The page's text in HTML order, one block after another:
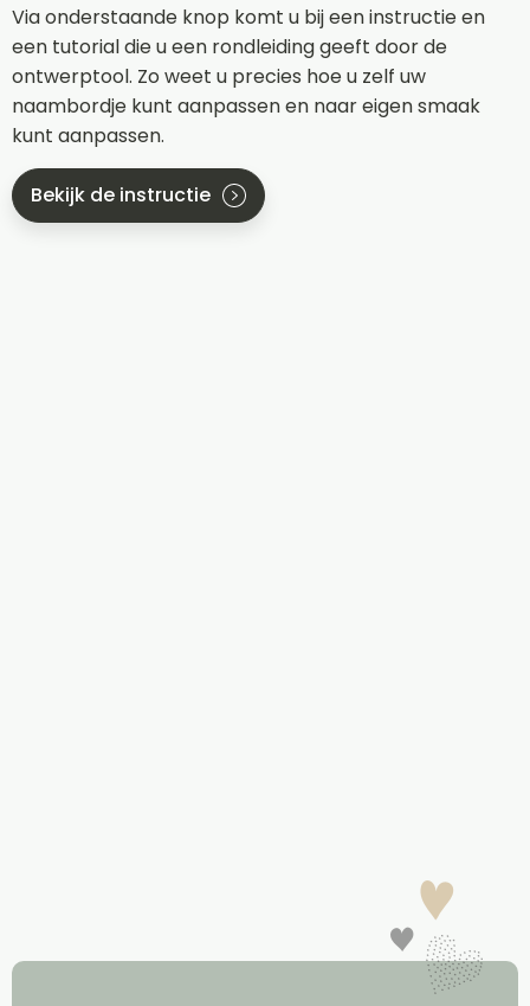
Via onderstaande knop komt u bij een instructie en
een tutorial die u een rondleiding geeft door de
ontwerptool. Zo weet u precies hoe u zelf uw
naambordje kunt aanpassen en naar eigen smaak
kunt aanpassen.
Bekijk de instructie